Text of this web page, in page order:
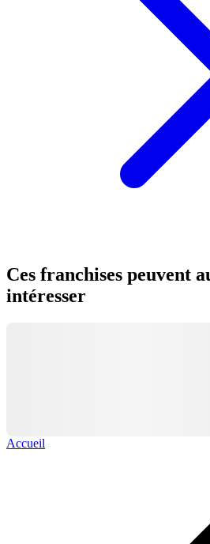
Ces franchises peuvent
intéresser
Accueil